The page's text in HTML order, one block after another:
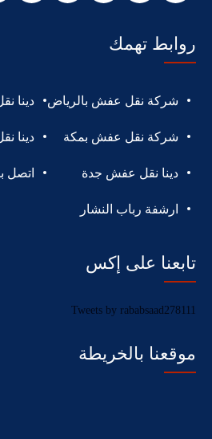
روابط تهمك
شركة نقل عفش بالرياض دينا
شركة نقل عفش بمكة دينا
دينا نقل عفش جدة اتصل
ارشفة رباب النشار
تابعنا على إكس
Tweets by rababsaad278111
موقعنا بالخريطة